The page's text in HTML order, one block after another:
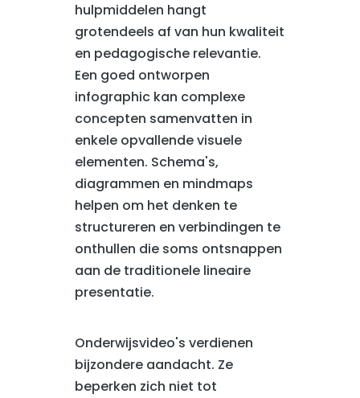
hulpmiddelen hangt
grotendeels af van hun kwaliteit
en pedagogische relevantie.
Een goed ontworpen
infographic kan complexe
concepten samenvatten in
enkele opvallende visuele
elementen. Schema's,
diagrammen en mindmaps
helpen om het denken te
structureren en verbindingen te
onthullen die soms ontsnappen
aan de traditionele lineaire
presentatie.
Onderwijsvideo's verdienen
bijzondere aandacht. Ze
beperken zich niet tot